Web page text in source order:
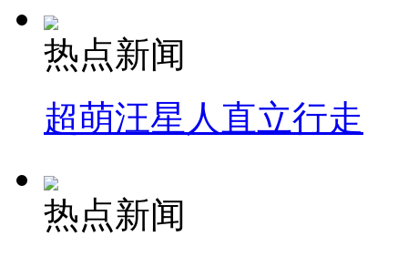
热点新闻
超萌汪星人直立行走
热点新闻